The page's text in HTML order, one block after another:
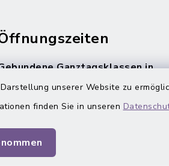
unserer Website zu
finden Sie in unseren
Ganztagsklassen in
allen vier Jahrgangsstufen von
8.00-15.30 Uhr